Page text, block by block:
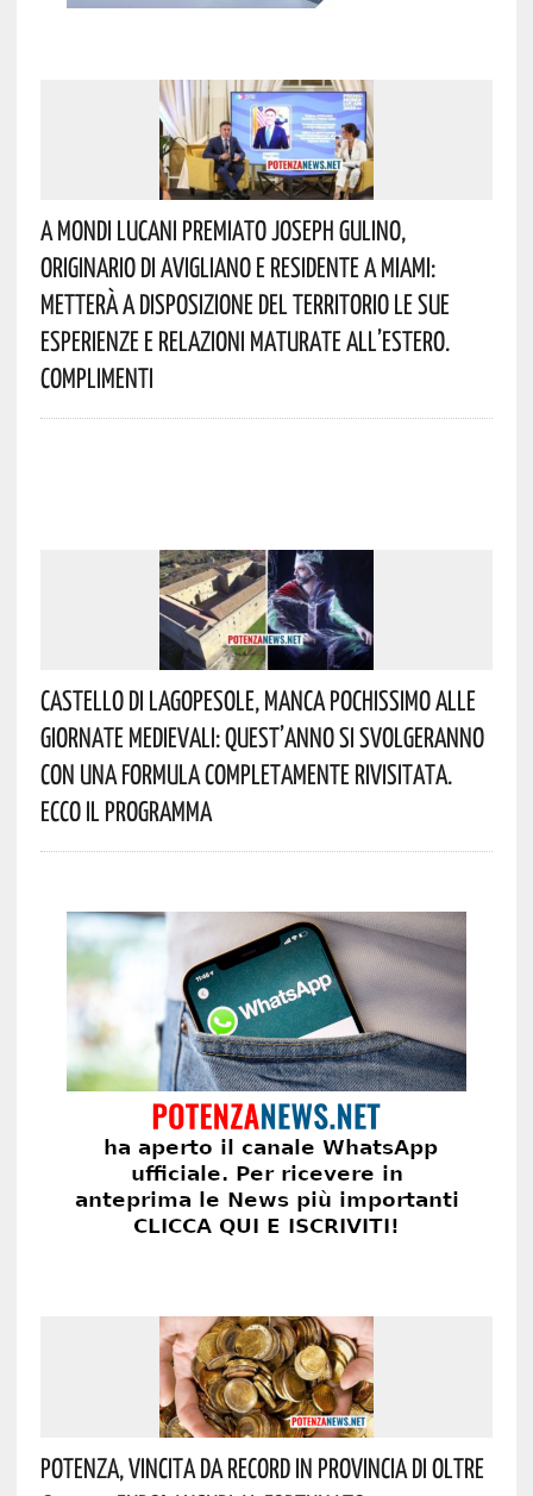
A Mondi Lucani Premiato Joseph Gulino,
Originario Di Avigliano E Residente A Miami:
Metterà A Disposizione Del Territorio Le Sue
Esperienze E Relazioni Maturate All’estero.
Complimenti
Castello Di Lagopesole, Manca Pochissimo Alle
Giornate Medievali: Quest’anno Si Svolgeranno
Con Una Formula Completamente Rivisitata.
Ecco Il Programma
Potenza, Vincita Da Record In Provincia Di Oltre